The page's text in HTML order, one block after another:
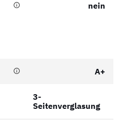
nein
A+
3-
Seitenverglasung